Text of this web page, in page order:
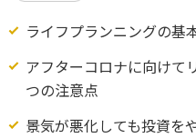
ライフプランニングの基
アフターコロナに向けて
つの注意点
景気が悪化しても投資を